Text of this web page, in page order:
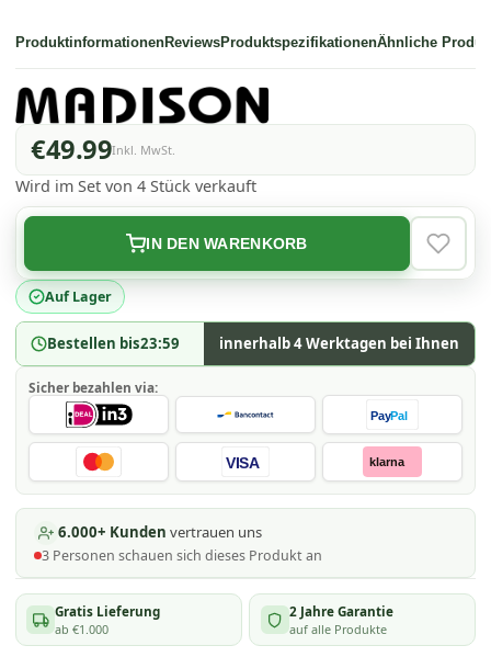
ProduktinformationenReviewsProduktspezifikationenÄhnliche
€49.99Inkl. MwSt.
Auf Lager
Bestellen bis23:59 innerhalb 4 Werktagen bei Ihnen
Wird im Set von 4 Stück verkauft
IN DEN WARENKORB
Sicher bezahlen via:
PayPal
VISA klarna
6.000+ Kunden vertrauen uns
3 Personen schauen sich dieses Produkt an
Gratis Lieferung
ab €1.000
2 Jahre Garantie
auf alle Produkte